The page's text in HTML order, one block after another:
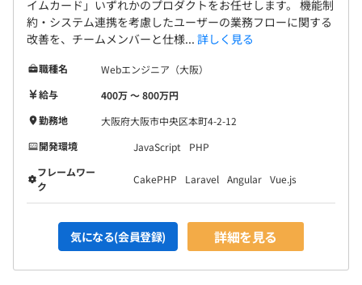
イムカード」いずれかのプロダクトをお任せします。 機能制
約・システム連携を考慮したユーザーの業務フローに関する
改善を、チームメンバーと仕様... 詳しく見る
職種名
Webエンジニア（大阪）
給与
400万 〜 800万円
勤務地
大阪府大阪市中央区本町4-2-12
開発環境
JavaScript
PHP
フレームワー
ク
CakePHP Laravel Angular Vue.js
気になる(会員登録) 詳細を見る